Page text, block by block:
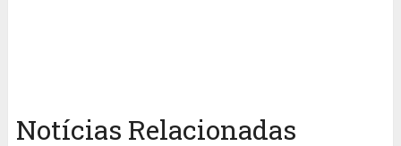
Notícias Relacionadas